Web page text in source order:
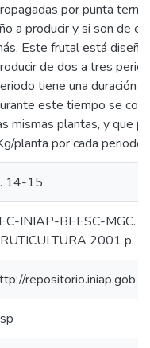
por punta
a producir y si son de
Este frutal está
de dos a tres
tiene una duración
este tiempo se
mismas plantas, y que
planta por cada periodo
14-15
INIAP-BEESC-MGC.
2001 p.